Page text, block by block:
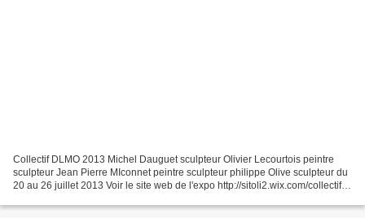
Collectif DLMO 2013 Michel Dauguet sculpteur Olivier Lecourtois peintre
sculpteur Jean Pierre MIconnet peintre sculpteur philippe Olive sculpteur du
20 au 26 juillet 2013 Voir le site web de l'expo http://sitoli2.wix.com/collectif-